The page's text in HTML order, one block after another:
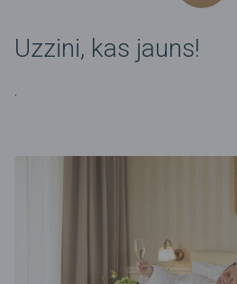
Uzzini, kas jauns!
.